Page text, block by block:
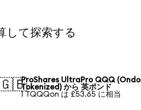
て探索する
ProShares UltraPro QQQ (Ondo
Tokenized) から 英ポンド
1 TQQQon は £53.65 に相当